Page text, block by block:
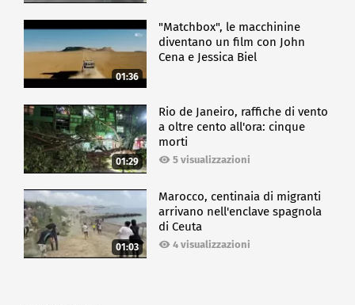
01:36
"Matchbox", le macchinine
diventano un film con John
Cena e Jessica Biel
01:29
Rio de Janeiro, raffiche di vento
a oltre cento all'ora: cinque
morti
5 visualizzazioni
01:03
Marocco, centinaia di migranti
arrivano nell'enclave spagnola
di Ceuta
4 visualizzazioni